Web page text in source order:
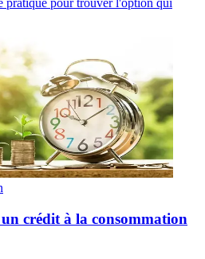
pratique pour trouver l'option qui
crédit à la consommation